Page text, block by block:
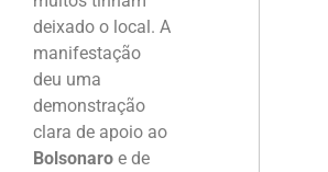
deixado o local. A
manifestação
deu uma
demonstração
clara de apoio ao
Bolsonaro e de